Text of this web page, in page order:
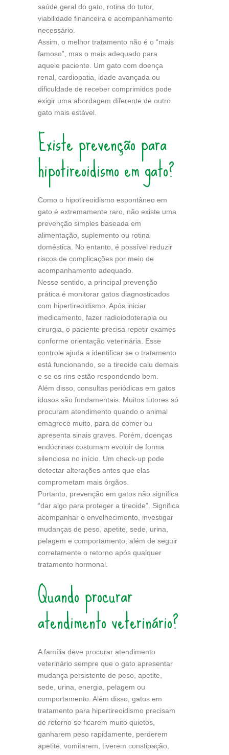
saúde geral do gato, rotina do tutor,
viabilidade financeira e acompanhamento
necessário.
Assim, o melhor tratamento não é o “mais
famoso”, mas o mais adequado para
aquele paciente. Um gato com doença
renal, cardiopatia, idade avançada ou
dificuldade de receber comprimidos pode
exigir uma abordagem diferente de outro
gato mais estável.
Existe prevenção para
hipotireoidismo em gato?
Como o hipotireoidismo espontâneo em
gato é extremamente raro, não existe uma
prevenção simples baseada em
alimentação, suplemento ou rotina
doméstica. No entanto, é possível reduzir
riscos de complicações por meio de
acompanhamento adequado.
Nesse sentido, a principal prevenção
prática é monitorar gatos diagnosticados
com hipertireoidismo. Após iniciar
medicamento, fazer radioiodoterapia ou
cirurgia, o paciente precisa repetir exames
conforme orientação veterinária. Esse
controle ajuda a identificar se o tratamento
está funcionando, se a tireoide caiu demais
e se os rins estão respondendo bem.
Além disso, consultas periódicas em gatos
idosos são fundamentais. Muitos tutores só
procuram atendimento quando o animal
emagrece muito, para de comer ou
apresenta sinais graves. Porém, doenças
endócrinas costumam evoluir de forma
silenciosa no início. Um check-up pode
detectar alterações antes que elas
comprometam mais órgãos.
Portanto, prevenção em gatos não significa
“dar algo para proteger a tireoide”. Significa
acompanhar o envelhecimento, investigar
mudanças de peso, apetite, sede, urina,
pelagem e comportamento, além de seguir
corretamente o retorno após qualquer
tratamento hormonal.
Quando procurar
atendimento veterinário?
A família deve procurar atendimento
veterinário sempre que o gato apresentar
mudança persistente de peso, apetite,
sede, urina, energia, pelagem ou
comportamento. Além disso, gatos em
tratamento para hipertireoidismo precisam
de retorno se ficarem muito quietos,
ganharem peso rapidamente, perderem
apetite, vomitarem, tiverem constipação,